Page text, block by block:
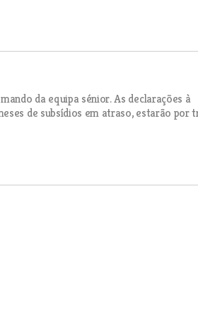
da equipa sénior. As declarações à
de subsídios em atraso, estarão por